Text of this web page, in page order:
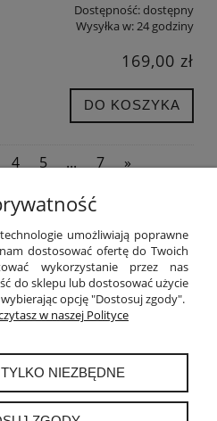
Dostępność:dostępny
Wysyłka w:24 godziny
169,00 zł
DO KOSZYKA
4 5 ... 7 »
KONTO
I DOSTAWA
umożliwiają poprawne
dostosować ofertę do Twoich
wykorzystanie przez nas
do sklepu lub dostosować użycie
opcję "Dostosuj zgody".
w naszej Polityce
NIEZBĘDNE